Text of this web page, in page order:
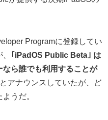
Programに登録してい
｢iPadOS Public Beta｣ は
ら誰でも利用することが
アナウンスしていたが、ど
うだ。